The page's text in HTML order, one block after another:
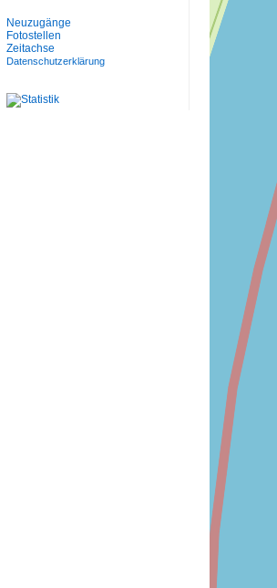
Neuzugänge
Fotostellen
Zeitachse
Datenschutzerklärung